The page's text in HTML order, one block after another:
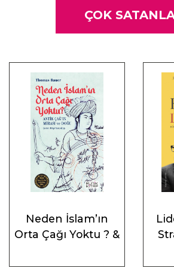
ÇOK
Neden İslam’ın
Orta Çağı Yoktu ? &
ve Doğu